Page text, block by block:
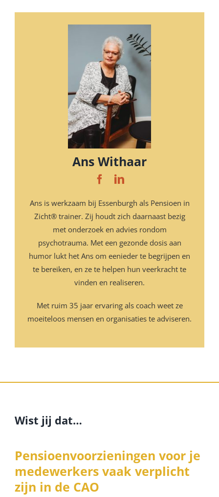
Ans Withaar
Ans is werkzaam bij Essenburgh als Pensioen in
Zicht® trainer. Zij houdt zich daarnaast bezig
met onderzoek en advies rondom
psychotrauma. Met een gezonde dosis aan
humor lukt het Ans om eenieder te begrijpen en
te bereiken, en ze te helpen hun veerkracht te
vinden en realiseren.
Met ruim 35 jaar ervaring als coach weet ze
moeiteloos mensen en organisaties te adviseren.
Wist jij dat…
Pensioenvoorzieningen voor je
medewerkers vaak verplicht
zijn in de CAO